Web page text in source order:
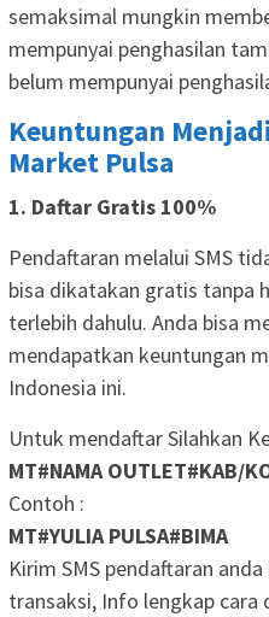
semaksimal mungkin
mempunyai penghasilan
belum mempunyai
Keuntungan
Market Pulsa
1. Daftar Gratis 100%
Pendaftaran melalui SMS
bisa dikatakan gratis tanpa
terlebih dahulu. Anda bisa
mendapatkan keuntungan
Indonesia ini.
Untuk mendaftar Silahkan
MT#NAMA OUTLET#KAB/
Contoh :
MT#YULIA PULSA#BIMA
Kirim SMS pendaftaran
transaksi, Info lengkap cara